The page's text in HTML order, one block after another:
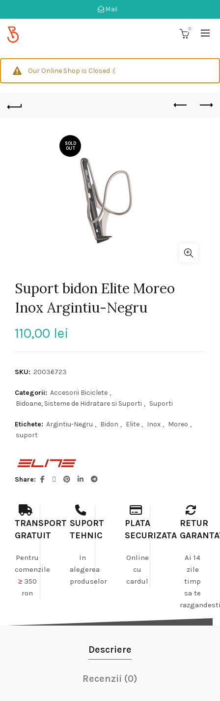
Mail
0
Our Online Shop is Closed :(
SOLD
OUT
Suport bidon Elite Moreo
Inox Argintiu-Negru
110,00 lei
SKU: 20036723
Categorii: Accesorii Biciclete ,
Bidoane, Sisteme de Hidratare si Suporti , Suporti
Etichete: Argintiu-Negru , Bidon , Elite , Inox , Moreo ,
suport
Share
TRANSPORT
GRATUIT
Pentru
comenzile
≥350
ron
SUPORT
TEHNIC
In
alegerea
produselor
PLATA
SECURIZATA
Online
cu
cardul
RETUR
Ai 14
zile
timp
sa te
Descriere
Recenzii (0)